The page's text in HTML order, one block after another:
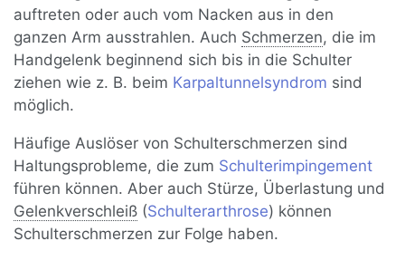
auftreten oder auch vom Nacken aus in den
ganzen Arm ausstrahlen. Auch Schmerzen, die im
Handgelenk beginnend sich bis in die Schulter
ziehen wie z. B. beim Karpaltunnelsyndrom sind
möglich.
Häufige Auslöser von Schulterschmerzen sind
Haltungsprobleme, die zum Schulterimpingement
führen können. Aber auch Stürze, Überlastung und
Gelenkverschleiß (Schulterarthrose) können
Schulterschmerzen zur Folge haben.